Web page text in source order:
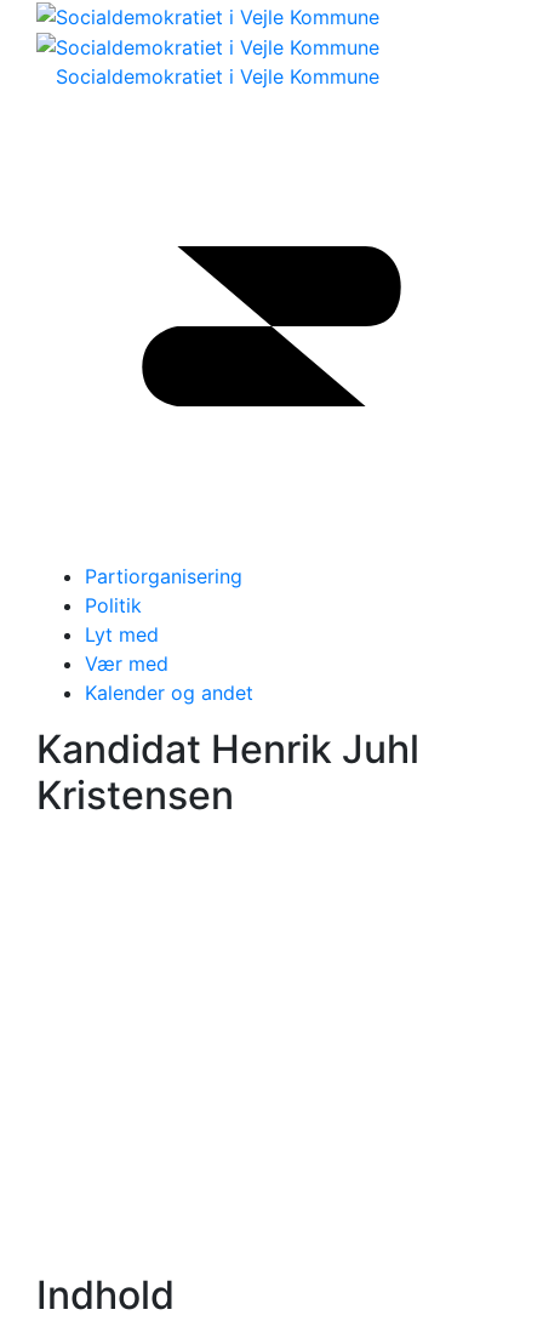
Socialdemokratiet i Vejle Kommune
Partiorganisering
Politik
Lyt med
Vær med
Kalender og andet
Kandidat Henrik Juhl
Kristensen
Indhold